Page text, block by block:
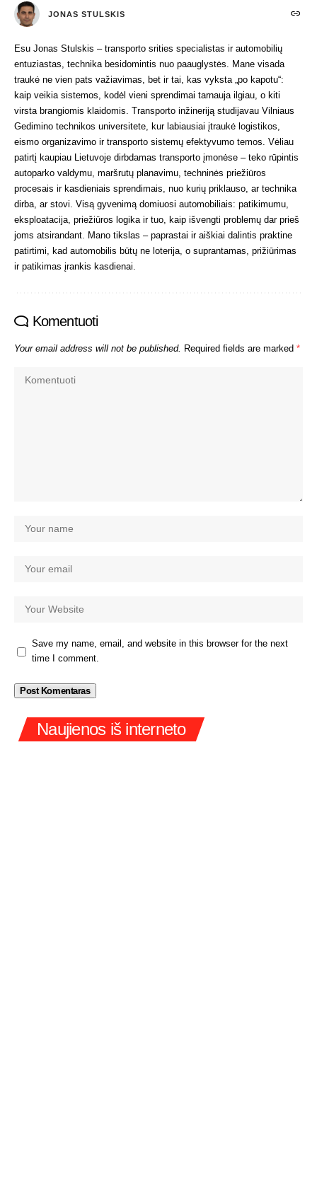
JONAS STULSKIS
Esu Jonas Stulskis – transporto srities specialistas ir automobilių
entuziastas, technika besidomintis nuo paauglystės. Mane visada
traukė ne vien pats važiavimas, bet ir tai, kas vyksta „po kapotu“:
kaip veikia sistemos, kodėl vieni sprendimai tarnauja ilgiau, o kiti
virsta brangiomis klaidomis. Transporto inžineriją studijavau Vilniaus
Gedimino technikos universitete, kur labiausiai įtraukė logistikos,
eismo organizavimo ir transporto sistemų efektyvumo temos. Vėliau
patirtį kaupiau Lietuvoje dirbdamas transporto įmonėse – teko rūpintis
autoparko valdymu, maršrutų planavimu, techninės priežiūros
procesais ir kasdieniais sprendimais, nuo kurių priklauso, ar technika
dirba, ar stovi. Visą gyvenimą domiuosi automobiliais: patikimumu,
eksploatacija, priežiūros logika ir tuo, kaip išvengti problemų dar prieš
joms atsirandant. Mano tikslas – paprastai ir aiškiai dalintis praktine
patirtimi, kad automobilis būtų ne loterija, o suprantamas, prižiūrimas
ir patikimas įrankis kasdienai.
Komentuoti
Your email address will not be published. Required fields are marked *
Save my name, email, and website in this browser for the next
time I comment.
Naujienos iš interneto